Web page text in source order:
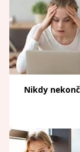
Nikdy